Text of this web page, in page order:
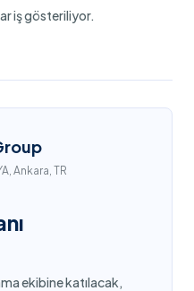
iş gösteriliyor.
Ankara, TR
ekibine katılacak,